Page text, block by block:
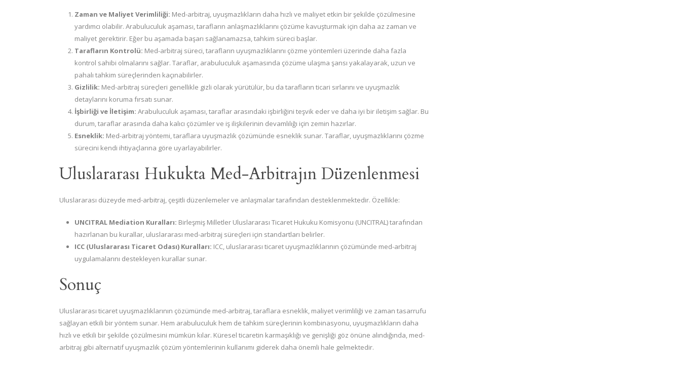
Zaman ve Maliyet Verimliliği: Med-arbitraj, uyuşmazlıkların daha hızlı ve maliyet etkin bir şekilde çözülmesine
yardımcı olabilir. Arabuluculuk aşaması, tarafların anlaşmazlıklarını çözüme kavuşturmak için daha az zaman ve
maliyet gerektirir. Eğer bu aşamada başarı sağlanamazsa, tahkim süreci başlar.
Tarafların Kontrolü: Med-arbitraj süreci, tarafların uyuşmazlıklarını çözme yöntemleri üzerinde daha fazla
kontrol sahibi olmalarını sağlar. Taraflar, arabuluculuk aşamasında çözüme ulaşma şansı yakalayarak, uzun ve
pahalı tahkim süreçlerinden kaçınabilirler.
Gizlilik: Med-arbitraj süreçleri genellikle gizli olarak yürütülür, bu da tarafların ticari sırlarını ve uyuşmazlık
detaylarını koruma fırsatı sunar.
İşbirliği ve İletişim: Arabuluculuk aşaması, taraflar arasındaki işbirliğini teşvik eder ve daha iyi bir iletişim sağlar. Bu
durum, taraflar arasında daha kalıcı çözümler ve iş ilişkilerinin devamlılığı için zemin hazırlar.
Esneklik: Med-arbitraj yöntemi, taraflara uyuşmazlık çözümünde esneklik sunar. Taraflar, uyuşmazlıklarını çözme
sürecini kendi ihtiyaçlarına göre uyarlayabilirler.
Uluslararası Hukukta Med-Arbitrajın Düzenlenmesi
Uluslararası düzeyde med-arbitraj, çeşitli düzenlemeler ve anlaşmalar tarafından desteklenmektedir. Özellikle:
UNCITRAL Mediation Kuralları: Birleşmiş Milletler Uluslararası Ticaret Hukuku Komisyonu (UNCITRAL) tarafından
hazırlanan bu kurallar, uluslararası med-arbitraj süreçleri için standartları belirler.
ICC (Uluslararası Ticaret Odası) Kuralları: ICC, uluslararası ticaret uyuşmazlıklarının çözümünde med-arbitraj
uygulamalarını destekleyen kurallar sunar.
Sonuç
Uluslararası ticaret uyuşmazlıklarının çözümünde med-arbitraj, taraflara esneklik, maliyet verimliliği ve zaman tasarrufu
sağlayan etkili bir yöntem sunar. Hem arabuluculuk hem de tahkim süreçlerinin kombinasyonu, uyuşmazlıkların daha
hızlı ve etkili bir şekilde çözülmesini mümkün kılar. Küresel ticaretin karmaşıklığı ve genişliği göz önüne alındığında, med-
arbitraj gibi alternatif uyuşmazlık çözüm yöntemlerinin kullanımı giderek daha önemli hale gelmektedir.